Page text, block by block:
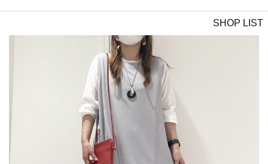
SHOP LIST